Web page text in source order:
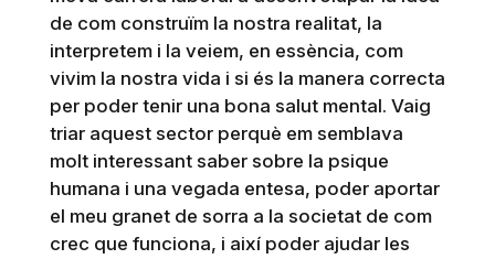
de com construïm la nostra realitat, la
interpretem i la veiem, en essència, com
vivim la nostra vida i si és la manera correcta
per poder tenir una bona salut mental. Vaig
triar aquest sector perquè em semblava
molt interessant saber sobre la psique
humana i una vegada entesa, poder aportar
el meu granet de sorra a la societat de com
crec que funciona, i així poder ajudar les